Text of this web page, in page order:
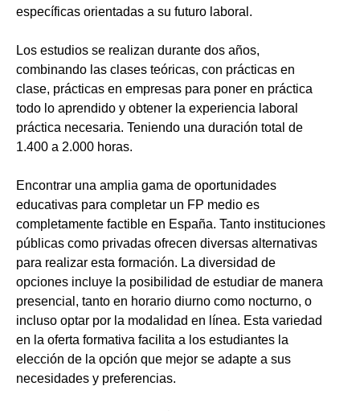
específicas orientadas a su futuro laboral.
Los estudios se realizan durante dos años,
combinando las clases teóricas, con prácticas en
clase, prácticas en empresas para poner en práctica
todo lo aprendido y obtener la experiencia laboral
práctica necesaria. Teniendo una duración total de
1.400 a 2.000 horas.
Encontrar una amplia gama de oportunidades
educativas para completar un FP medio es
completamente factible en España. Tanto instituciones
públicas como privadas ofrecen diversas alternativas
para realizar esta formación. La diversidad de
opciones incluye la posibilidad de estudiar de manera
presencial, tanto en horario diurno como nocturno, o
incluso optar por la modalidad en línea. Esta variedad
en la oferta formativa facilita a los estudiantes la
elección de la opción que mejor se adapte a sus
necesidades y preferencias.